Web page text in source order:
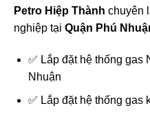
Petro Hiệp Thành chuyên
nghiệp tại Quận Phú
✅ Lắp đặt hệ thống gas
Nhuận
✅ Lắp đặt hệ thống gas